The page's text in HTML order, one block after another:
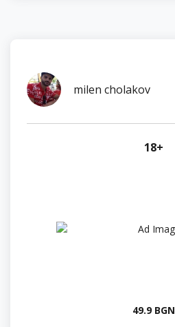
milen cholakov
18+
49.9 BGN